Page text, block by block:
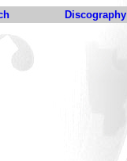
Discography